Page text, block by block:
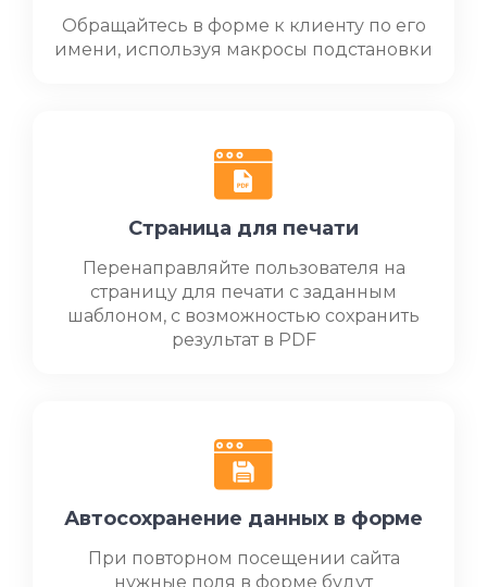
Обращайтесь в форме к клиенту по его
имени, используя макросы подстановки
Страница для печати
Перенаправляйте пользователя на
страницу для печати с заданным
шаблоном, с возможностью сохранить
результат в PDF
Автосохранение данных в форме
При повторном посещении сайта
нужные поля в форме будут